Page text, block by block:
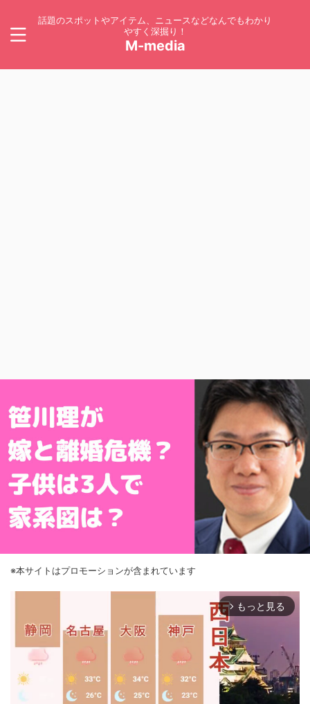
話題のスポットやアイテム、ニュースなどなんでもわかり
やすく深掘り！
M-media
※本サイトはプロモーションが含まれています
arrow_forward_ios もっと見る